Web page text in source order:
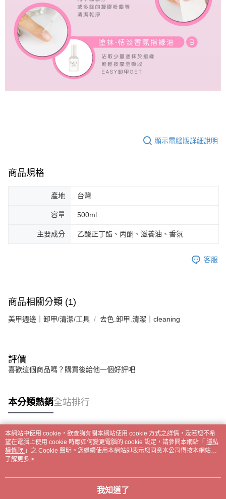
顯示電腦版詳細說明
商品規格
產地 台灣
容量 500ml
主要成分 乙酸正丁酯、丙酮、滋養油、香氛
客服
商品相關分類 (1)
美甲週邊｜卸甲/清潔/工具 去色.卸甲.清潔｜cleaning
評價
喜歡這個商品嗎？購買後給他一個好評吧
本分類熱銷全站排行
熱門標籤
本網站中使用 cookie，欲查詢有關本網站使用 cookie 方式之詳情，及若您不希
望在電腦上使用 cookie 時應如何變更電腦的 cookie 設定，請參閱本網站「 隱私
權條款 」之 Cookie 聲明。您繼續使用本網站即表示您同意本公司得按本網站使
用條款之 Cookie 聲明使用 cookie。
了解更多 >
我知道了